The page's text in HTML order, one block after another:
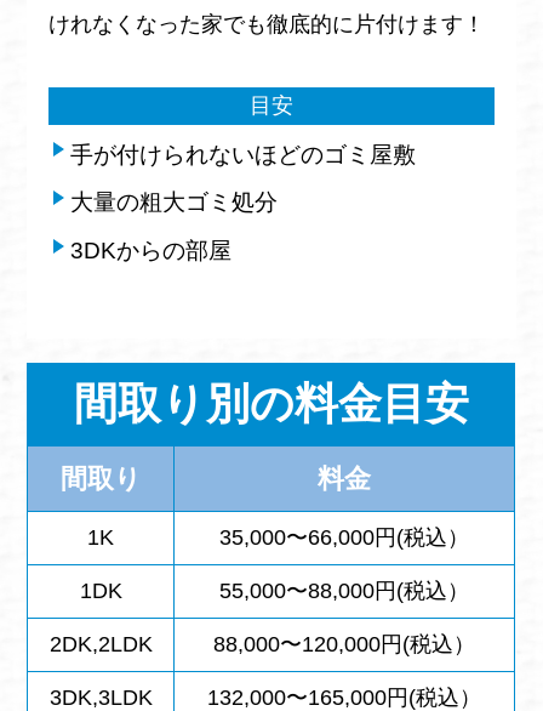
けれなくなった家でも徹底的に片付けます！
目安
手が付けられないほどのゴミ屋敷
大量の粗大ゴミ処分
3DKからの部屋
間取り別の料金目安
間取り 料金
1K 35,000〜66,000円(税込）
1DK 55,000〜88,000円(税込）
2DK,2LDK 88,000〜120,000円(税込）
3DK,3LDK 132,000〜165,000円(税込）